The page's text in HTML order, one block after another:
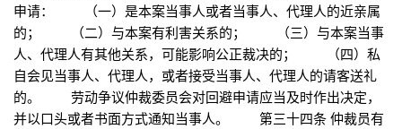
申请： （一）是本案当事人或者当事人、代理人的近亲属
的； （二）与本案有利害关系的； （三）与本案当事
人、代理人有其他关系，可能影响公正裁决的； （四）私
自会见当事人、代理人，或者接受当事人、代理人的请客送礼
的。 劳动争议仲裁委员会对回避申请应当及时作出决定，
并以口头或者书面方式通知当事人。 第三十四条 仲裁员有